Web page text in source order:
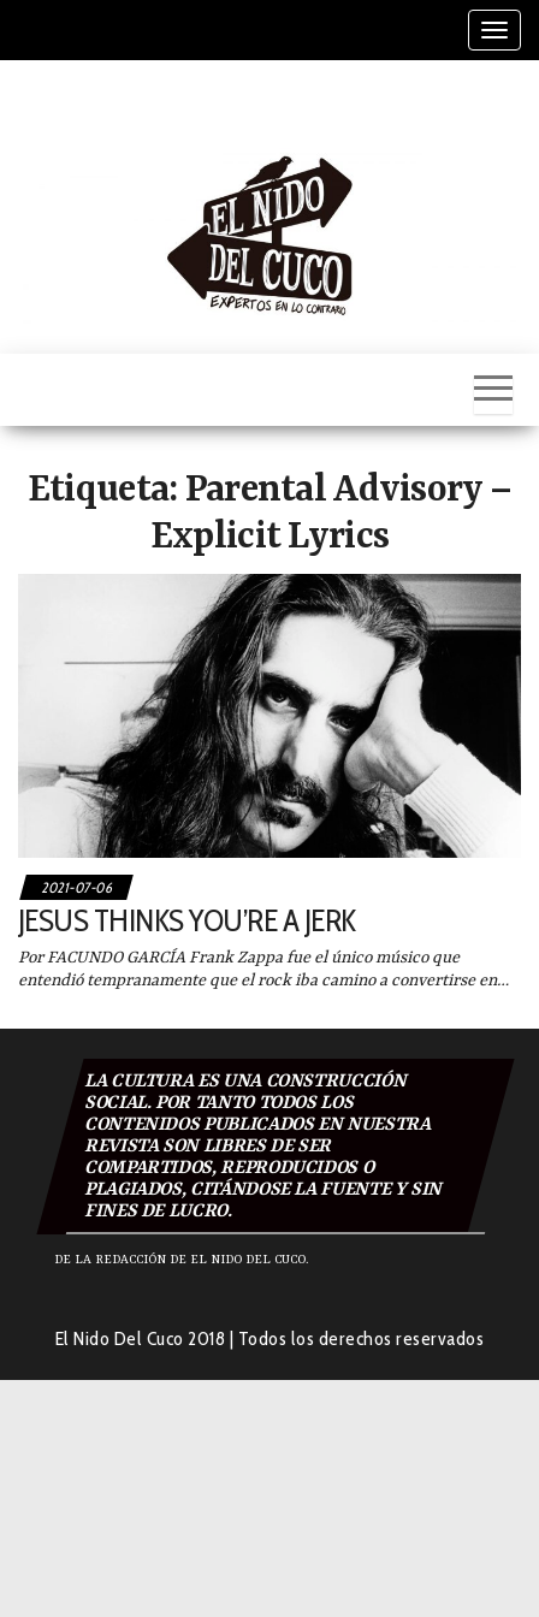
Nido
Del
Cuco
Etiqueta: Parental Advisory –
Explicit Lyrics
2021-07-06
JESUS THINKS YOU’RE A JERK
Por FACUNDO GARCÍA Frank Zappa fue el único músico que
entendió tempranamente que el rock iba camino a convertirse en…
LA CULTURA ES UNA CONSTRUCCIÓN
SOCIAL. POR TANTO TODOS LOS
CONTENIDOS PUBLICADOS EN NUESTRA
REVISTA SON LIBRES DE SER
COMPARTIDOS, REPRODUCIDOS O
PLAGIADOS, CITÁNDOSE LA FUENTE Y SIN
FINES DE LUCRO.
DE LA REDACCIÓN DE EL NIDO DEL CUCO.
El Nido Del Cuco 2018 | Todos los derechos reservados